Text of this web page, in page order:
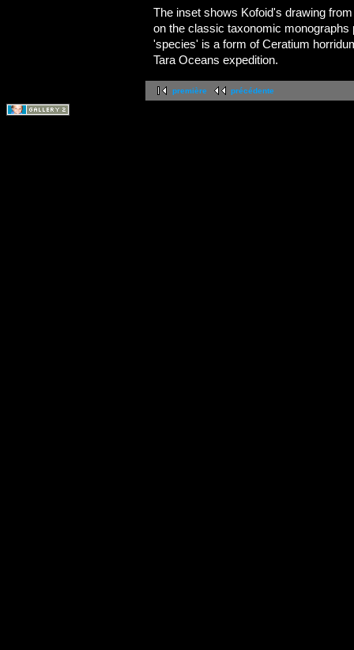
The inset shows Kofoid's drawing
on the classic taxonomic monographs
'species' is a form of Ceratium
Tara Oceans expedition.
première précédente